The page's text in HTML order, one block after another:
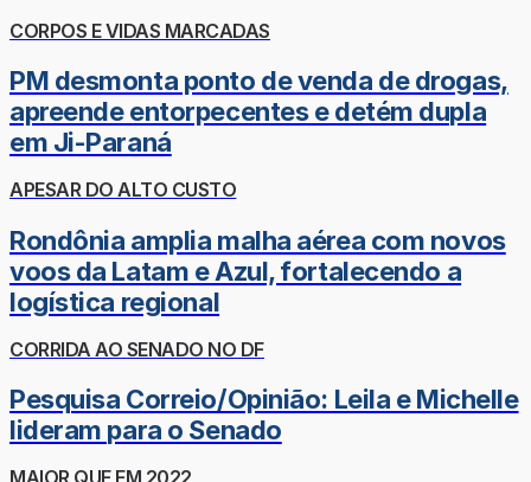
CORPOS E VIDAS MARCADAS
PM desmonta ponto de venda de drogas,
apreende entorpecentes e detém dupla
em Ji-Paraná
APESAR DO ALTO CUSTO
Rondônia amplia malha aérea com novos
voos da Latam e Azul, fortalecendo a
logística regional
CORRIDA AO SENADO NO DF
Pesquisa Correio/Opinião: Leila e Michelle
lideram para o Senado